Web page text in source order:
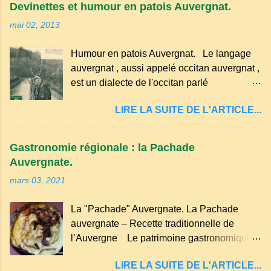
voisins se hâtent de planter dans le
aperçoit, il remet le pain sur le bon coté,
mais il doit payer autant de bouteilles de vin
qu’il y a de couteaux ou de fourchettes
d’Ambert). Les quatre chemins. Quand
deux chemins se rencontrent et se coupent,
leur intersection forme un carrefour qui a
Devinettes et humour en patois Auvergnat.
mai 02, 2013
Humour en patois Auvergnat. Le langage
auvergnat , aussi appelé occitan auvergnat ,
est un dialecte de l'occitan parlé
certaines parties du Massif central . Il
appartient à la famille des langues romanes
et est classé parmi les dialectes du nord-
occitan . Bien que le nombre de locuteurs
traditionnelle et les contes. Il a aussi
influencé le français parlé en Auvergne.
Caractéristiques du langage auvergnat
LIRE LA SUITE DE L'ARTICLE...
Gastronomie régionale : la Pachade
Auvergnate.
mars 03, 2021
La "Pachade" Auvergnate. La Pachade
auvergnate – Recette traditionnelle de
l’Auvergne Le patrimoine gastronomique
spécialités, voyons ici la recette de la "
LIRE LA SUITE DE L'ARTICLE...